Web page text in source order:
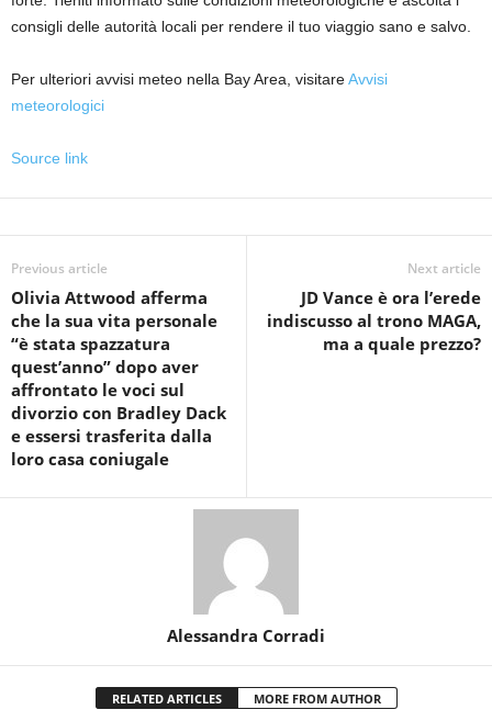
consigli delle autorità locali per rendere il tuo viaggio sano e salvo.
Per ulteriori avvisi meteo nella Bay Area, visitareAvvisi
meteorologici
Source link
Previous article
Olivia Attwood afferma
che la sua vita personale
“è stata spazzatura
quest’anno” dopo aver
affrontato le voci sul
divorzio con Bradley Dack
e essersi trasferita dalla
loro casa coniugale
Next article
JD Vance è ora l’erede
indiscusso al trono MAGA,
ma a quale prezzo?
Alessandra Corradi
RELATED ARTICLES MORE FROM AUTHOR